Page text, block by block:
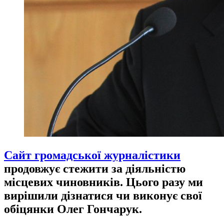
Сайт громадської журналістики
продовжує стежити за діяльністю
місцевих чиновників. Цього разу ми
вирішили дізнатися чи виконує свої
обіцянки Олег Гончарук.